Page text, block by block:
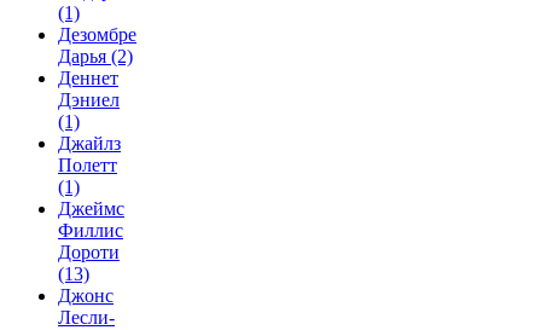
(1)
Дезомбре
Дарья (2)
Деннет
Дэниел
(1)
Джайлз
Полетт
(1)
Джеймс
Филлис
Дороти
(13)
Джонс
Лесли-